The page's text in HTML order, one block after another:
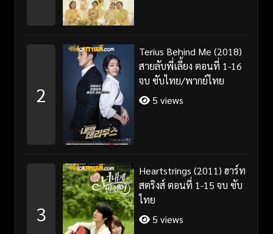
2
Terius Behind Me (2018)
สายลับพี่เลี้ยง ตอนที่ 1-16
จบ ซับไทย/พากย์ไทย
5 views
3
Heartstrings (2011) ฮาร์ท
สตริงส์ ตอนที่ 1-15 จบ ซับ
ไทย
5 views